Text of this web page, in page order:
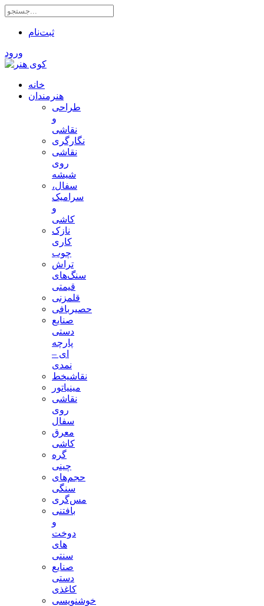
ثبت‌نام
ورود
خانه
هنرمندان
طراحی
و
نقاشی
نگارگری
نقاشی
روی
شیشه
سفال،
سرامیک
و
کاشی
نازک
کاری
چوب
تراش
سنگ‌های
قیمتی
قلمزنی
حصیربافی
صنایع
دستی
پارچه
ای –
نمدی
نقاشیخط
مینیاتور
نقاشی
روی
سفال
معرق
کاشی
گره
چینی
حجم‌های
سنگی
مس‌گری
بافتنی‌
و
دوخت
های
سنتی
صنایع
دستی
کاغذی
خوشنویسی